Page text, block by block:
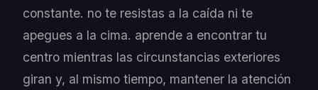
constante. no te resistas a la caída ni te
apegues a la cima. aprende a encontrar tu
centro mientras las circunstancias exteriores
giran y, al mismo tiempo, mantener la atención